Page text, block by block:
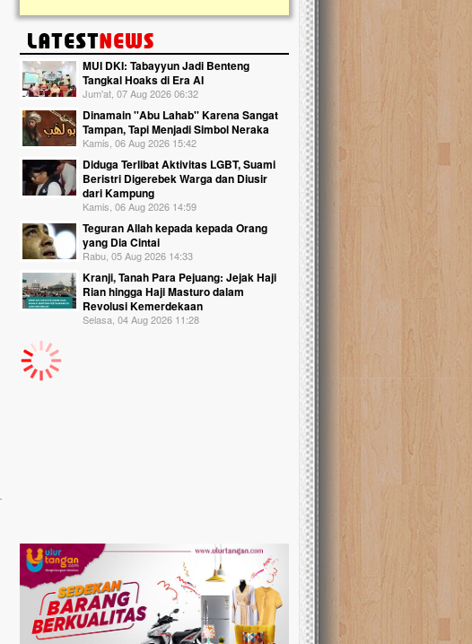
MUI DKI: Tabayyun Jadi Benteng
Tangkal Hoaks di Era AI
Jum'at, 07 Aug 2026 06:32
Dinamain ''Abu Lahab'' Karena Sangat
Tampan, Tapi Menjadi Simbol Neraka
Kamis, 06 Aug 2026 15:42
Diduga Terlibat Aktivitas LGBT, Suami
Beristri Digerebek Warga dan Diusir
dari Kampung
Kamis, 06 Aug 2026 14:59
Teguran Allah kepada kepada Orang
yang Dia Cintai
Rabu, 05 Aug 2026 14:33
Kranji, Tanah Para Pejuang: Jejak Haji
Rian hingga Haji Masturo dalam
Revolusi Kemerdekaan
Selasa, 04 Aug 2026 11:28